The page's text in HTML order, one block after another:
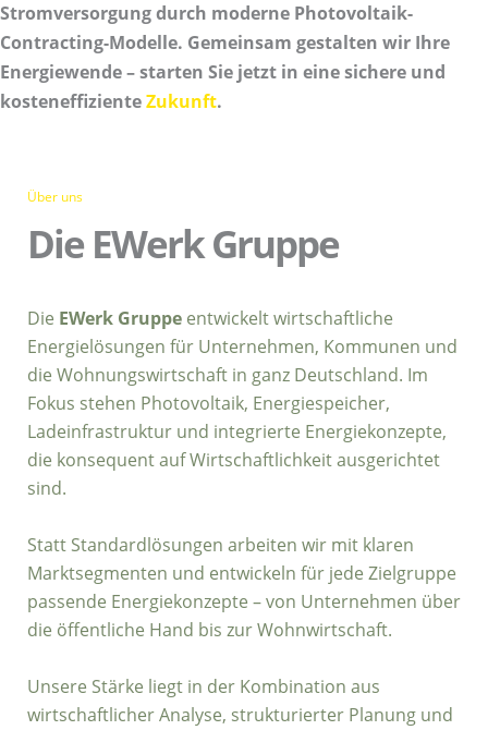
Stromversorgung durch moderne Photovoltaik-
Contracting-Modelle. Gemeinsam gestalten wir Ihre
Energiewende – starten Sie jetzt in eine sichere und
kosteneffizienteZukunft.
Über uns
Die EWerk Gruppe
Die EWerk Gruppe entwickelt wirtschaftliche
Energielösungen für Unternehmen, Kommunen und
die Wohnungswirtschaft in ganz Deutschland. Im
Fokus stehen Photovoltaik, Energiespeicher,
Ladeinfrastruktur und integrierte Energiekonzepte,
die konsequent auf Wirtschaftlichkeit ausgerichtet
sind.
Statt Standardlösungen arbeiten wir mit klaren
Marktsegmenten und entwickeln für jede Zielgruppe
passende Energiekonzepte – von Unternehmen über
die öffentliche Hand bis zur Wohnwirtschaft.
Unsere Stärke liegt in der Kombination aus
wirtschaftlicher Analyse, strukturierter Planung und